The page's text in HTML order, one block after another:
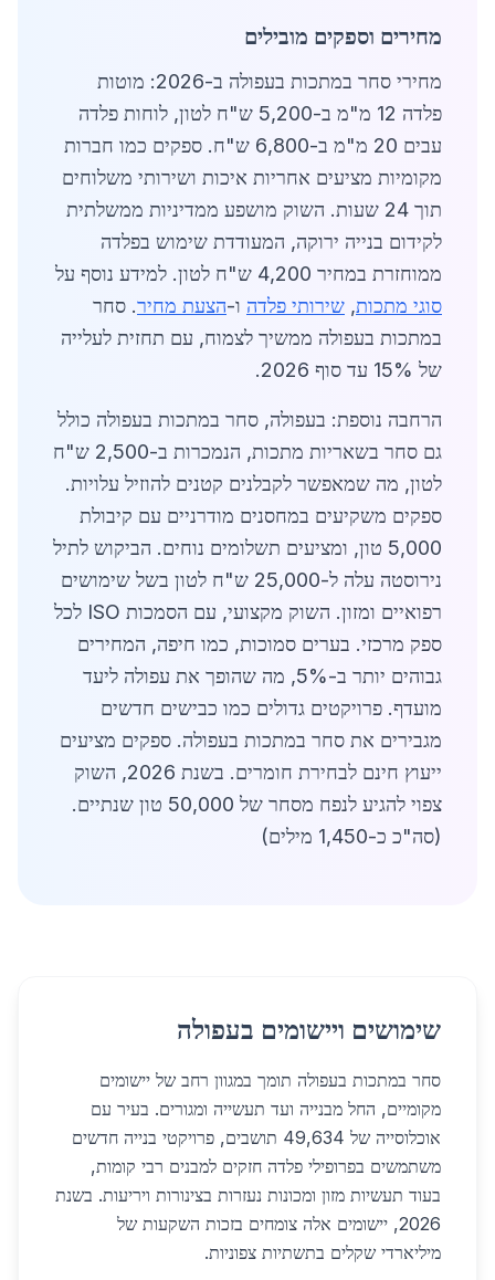
מחירים וספקים מובילים
מחירי סחר במתכות בעפולה ב-2026: מוטות
פלדה 12 מ"מ ב-5,200 ש"ח לטון, לוחות פלדה
עבים 20 מ"מ ב-6,800 ש"ח. ספקים כמו חברות
מקומיות מציעים אחריות איכות ושירותי משלוחים
תוך 24 שעות. השוק מושפע ממדיניות ממשלתית
לקידום בנייה ירוקה, המעודדת שימוש בפלדה
ממוחזרת במחיר 4,200 ש"ח לטון. למידע נוסף על
סוגי מתכות, שירותי פלדה ו-הצעת מחיר. סחר
במתכות בעפולה ממשיך לצמוח, עם תחזית לעלייה
של 15% עד סוף 2026.
הרחבה נוספת: בעפולה, סחר במתכות בעפולה כולל
גם סחר בשאריות מתכות, הנמכרות ב-2,500 ש"ח
לטון, מה שמאפשר לקבלנים קטנים להוזיל עלויות.
ספקים משקיעים במחסנים מודרניים עם קיבולת
5,000 טון, ומציעים תשלומים נוחים. הביקוש לתיל
נירוסטה עלה ל-25,000 ש"ח לטון בשל שימושים
רפואיים ומזון. השוק מקצועי, עם הסמכות ISO לכל
ספק מרכזי. בערים סמוכות, כמו חיפה, המחירים
גבוהים יותר ב-5%, מה שהופך את עפולה ליעד
מועדף. פרויקטים גדולים כמו כבישים חדשים
מגבירים את סחר במתכות בעפולה. ספקים מציעים
ייעוץ חינם לבחירת חומרים. בשנת 2026, השוק
צפוי להגיע לנפח מסחר של 50,000 טון שנתיים.
(סה"כ כ-1,450 מילים)
שימושים ויישומים בעפולה
סחר במתכות בעפולה תומך במגוון רחב של יישומים
מקומיים, החל מבנייה ועד תעשייה ומגורים. בעיר עם
אוכלוסייה של 49,634 תושבים, פרויקטי בנייה חדשים
משתמשים בפרופילי פלדה חזקים למבנים רבי קומות,
בעוד תעשיות מזון ומכונות נעזרות בצינורות ויריעות. בשנת
2026, יישומים אלה צומחים בזכות השקעות של
מיליארדי שקלים בתשתיות צפוניות.